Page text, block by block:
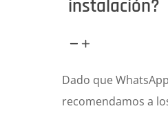
instalación?
Dado que
recomendamos a